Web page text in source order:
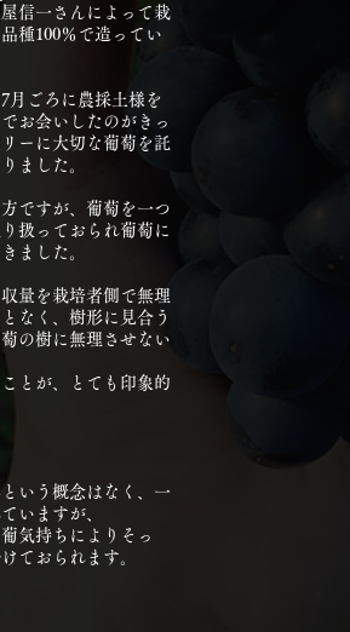
信一さんによって栽
種100％で造ってい
月ごろに農採土様を
お会いしたのがきっ
ーに大切な葡萄を託
ました。
ですが、葡萄を一つ
扱っておられ葡萄に
ました。
量を栽培者側で無理
なく、樹形に見合う
の樹に無理させない
とが、とても印象的
いう概念はなく、一
いますが、
気持ちによりそっ
ておられます。